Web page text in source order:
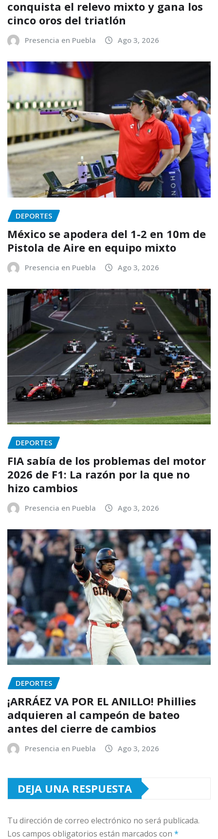
conquista el relevo mixto y gana los
cinco oros del triatlón
Presencia en Puebla Ago 3, 2026
DEPORTES
México se apodera del 1-2 en 10m de
Pistola de Aire en equipo mixto
Presencia en Puebla Ago 3, 2026
DEPORTES
FIA sabía de los problemas del motor
2026 de F1: La razón por la que no
hizo cambios
Presencia en Puebla Ago 3, 2026
DEPORTES
¡ARRÁEZ VA POR EL ANILLO! Phillies
adquieren al campeón de bateo
antes del cierre de cambios
Presencia en Puebla Ago 3, 2026
DEJA UNA RESPUESTA
Tu dirección de correo electrónico no será publicada.
Los campos obligatorios están marcados con *